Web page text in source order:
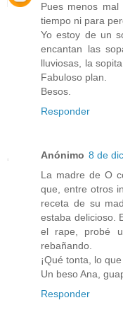
Pues menos
tiempo ni para
Yo estoy de un
encantan las
lluviosas, la
Fabuloso plan.
Besos.
Responder
Anónimo 8 de
La madre de O
que, entre otros
receta de su
estaba delicioso.
el rape, probé
rebañando.
¡Qué tonta, lo
Un beso Ana,
Responder